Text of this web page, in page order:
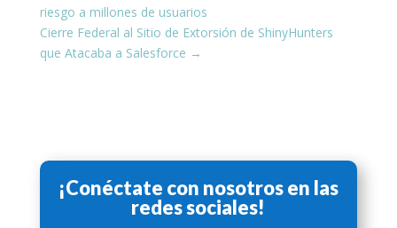
riesgo a millones de usuarios
Cierre Federal al Sitio de Extorsión de ShinyHunters
que Atacaba a Salesforce →
¡Conéctate con nosotros en las
redes sociales!